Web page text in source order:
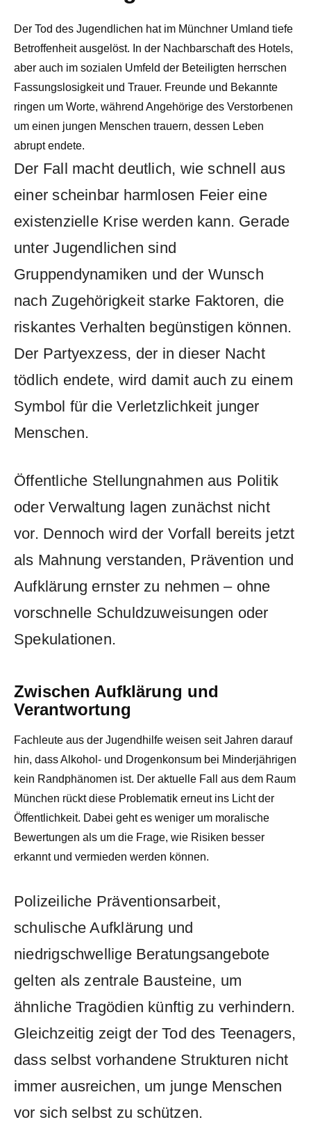
Der Tod des Jugendlichen hat im Münchner Umland tiefe
Betroffenheit ausgelöst. In der Nachbarschaft des Hotels,
aber auch im sozialen Umfeld der Beteiligten herrschen
Fassungslosigkeit und Trauer. Freunde und Bekannte
ringen um Worte, während Angehörige des Verstorbenen
um einen jungen Menschen trauern, dessen Leben
abrupt endete.
Der Fall macht deutlich, wie schnell aus
einer scheinbar harmlosen Feier eine
existenzielle Krise werden kann. Gerade
unter Jugendlichen sind
Gruppendynamiken und der Wunsch
nach Zugehörigkeit starke Faktoren, die
riskantes Verhalten begünstigen können.
Der Partyexzess, der in dieser Nacht
tödlich endete, wird damit auch zu einem
Symbol für die Verletzlichkeit junger
Menschen.
Öffentliche Stellungnahmen aus Politik
oder Verwaltung lagen zunächst nicht
vor. Dennoch wird der Vorfall bereits jetzt
als Mahnung verstanden, Prävention und
Aufklärung ernster zu nehmen – ohne
vorschnelle Schuldzuweisungen oder
Spekulationen.
Zwischen Aufklärung und
Verantwortung
Fachleute aus der Jugendhilfe weisen seit Jahren darauf
hin, dass Alkohol- und Drogenkonsum bei Minderjährigen
kein Randphänomen ist. Der aktuelle Fall aus dem Raum
München rückt diese Problematik erneut ins Licht der
Öffentlichkeit. Dabei geht es weniger um moralische
Bewertungen als um die Frage, wie Risiken besser
erkannt und vermieden werden können.
Polizeiliche Präventionsarbeit,
schulische Aufklärung und
niedrigschwellige Beratungsangebote
gelten als zentrale Bausteine, um
ähnliche Tragödien künftig zu verhindern.
Gleichzeitig zeigt der Tod des Teenagers,
dass selbst vorhandene Strukturen nicht
immer ausreichen, um junge Menschen
vor sich selbst zu schützen.